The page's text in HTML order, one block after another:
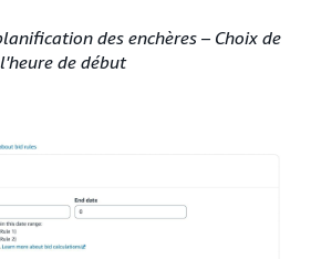
des enchères – Choix de
l'heure de début